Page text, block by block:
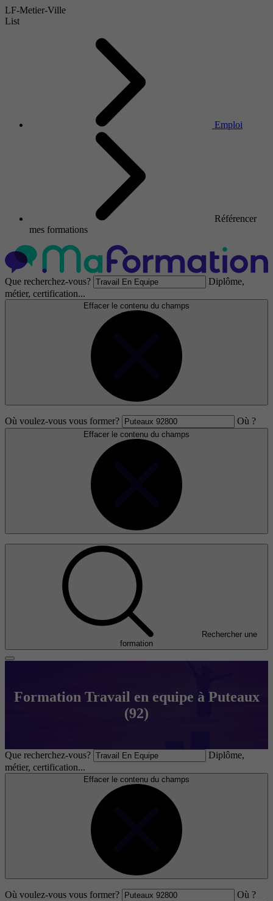
LF-Metier-Ville
List
Emploi
Référencer
mes formations
Que recherchez-vous?
Diplôme,
métier, certification...
Effacer le contenu du champs
Où voulez-vous vous former? Où ?
Effacer le contenu du champs
Rechercher une
formation
Formation Travail en equipe à Puteaux
(92)
Que recherchez-vous?
Diplôme,
métier, certification...
Effacer le contenu du champs
Où voulez-vous vous former? Où ?